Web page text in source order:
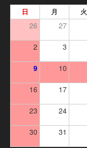
日 月 火
26 27
2 3
9 10
16 17
23 24
30 31